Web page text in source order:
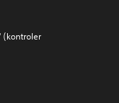
(kontroler